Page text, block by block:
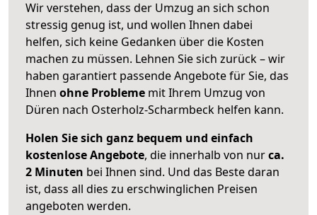
Wir verstehen, dass der Umzug an sich schon
stressig genug ist, und wollen Ihnen dabei
helfen, sich keine Gedanken über die Kosten
machen zu müssen. Lehnen Sie sich zurück – wir
haben garantiert passende Angebote für Sie, das
Ihnen ohne Probleme mit Ihrem Umzug von
Düren nach Osterholz-Scharmbeck helfen kann.
Holen Sie sich ganz bequem und einfach
kostenlose Angebote, die innerhalb von nurca.
2 Minuten bei Ihnen sind. Und das Beste daran
ist, dass all dies zu erschwinglichen Preisen
angeboten werden.